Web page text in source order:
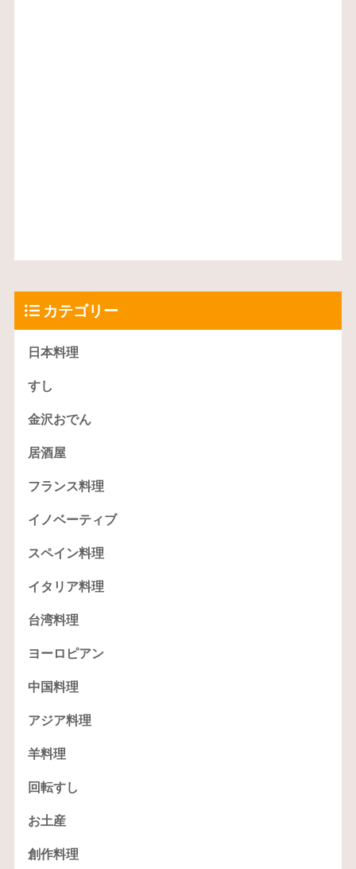
カテゴリー
日本料理
すし
金沢おでん
居酒屋
フランス料理
イノベーティブ
スペイン料理
イタリア料理
台湾料理
ヨーロピアン
中国料理
アジア料理
羊料理
回転すし
お土産
創作料理